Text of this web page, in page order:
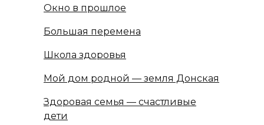
Окно в прошлое
Большая перемена
Школа здоровья
Мой дом родной — земля Донская
Здоровая семья — счастливые
дети